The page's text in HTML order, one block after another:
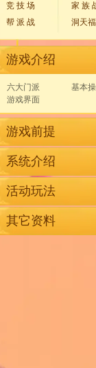
竞 技 场
家 族
帮 派 战
洞天
游戏介绍
六大门派
基本
游戏界面
游戏前提
系统介绍
活动玩法
其它资料